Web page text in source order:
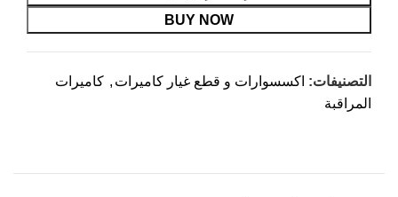
BUY NOW
التصنيفات: اكسسوارات و قطع غيار كاميرات , كاميرات
المراقبة